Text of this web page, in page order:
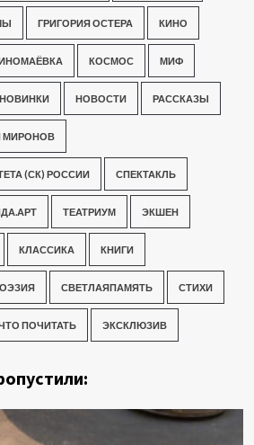
ГРИГОРИЯ ОСТЕРА КИНО
КОСМОС МИФ
НОВИНКИ НОВОСТИ РАССКАЗЫ
МИРОНОВ
(СК) РОССИИ СПЕКТАКЛЬ
ТЕАТРИУМ ЭКШЕН
КЛАССИКА КНИГИ
СВЕТЛАЯПАМЯТЬ СТИХИ
ПОЧИТАТЬ ЭКСКЛЮЗИВ